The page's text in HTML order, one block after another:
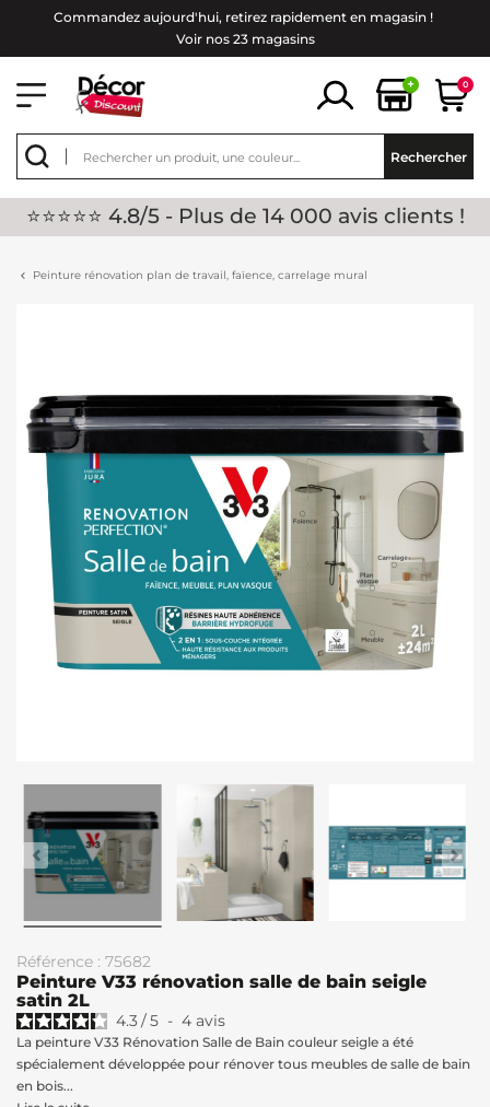
Commandez aujourd'hui, retirez rapidement en magasin !
Voir nos 23 magasins
+ 0
Rechercher
⭐⭐⭐⭐⭐ 4.8/5 - Plus de 14 000 avis clients !
Peinture rénovation plan de travail, faïence, carrelage mural
Référence : 75682
Peinture V33 rénovation salle de bain seigle
satin 2L
4.3/5 - 4 avis
La peinture V33 Rénovation Salle de Bain couleur seigle a été
spécialement développée pour rénover tous meubles de salle de bain
en bois...